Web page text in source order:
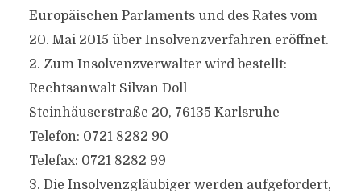
Europäischen Parlaments und des Rates vom
20. Mai 2015 über Insolvenzverfahren eröffnet.
2. Zum Insolvenzverwalter wird bestellt:
Rechtsanwalt Silvan Doll
Steinhäuserstraße 20, 76135 Karlsruhe
Telefon: 0721 8282 90
Telefax: 0721 8282 99
3. Die Insolvenzgläubiger werden aufgefordert,